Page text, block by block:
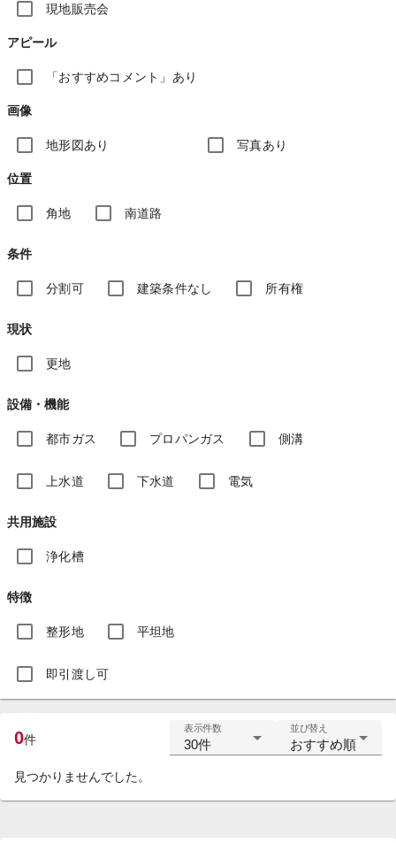
現地販売会
アピール
「おすすめコメント」あり
画像
地形図あり 写真あり
位置
角地 南道路
条件
分割可 建築条件なし 所有権
現状
更地
設備・機能
都市ガス プロパンガス 側溝
上水道 下水道 電気
共用施設
浄化槽
特徴
整形地 平坦地
即引渡し可
0件
表示件数
30件
並び替え
おすすめ順
見つかりませんでした。